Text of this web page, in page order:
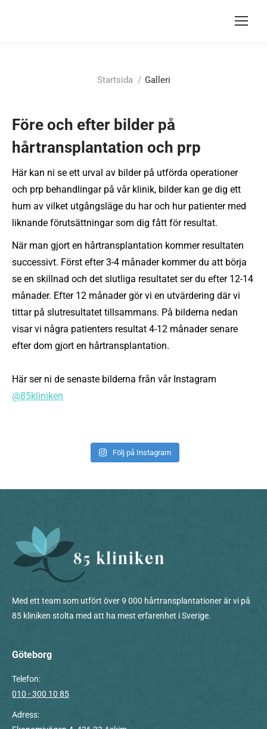
Du är här:
Startsida Galleri
Före och efter bilder på
hårtransplantation och prp
Här kan ni se ett urval av bilder på utförda operationer
och prp behandlingar på vår klinik, bilder kan ge dig ett
hum av vilket utgångsläge du har och hur patienter med
liknande förutsättningar som dig fått för resultat.
När man gjort en hårtransplantation kommer resultaten
successivt. Först efter 3-4 månader kommer du att börja
se en skillnad och det slutliga resultatet ser du efter 12-14
månader. Efter 12 månader gör vi en utvärdering där vi
tittar på slutresultatet tillsammans. På bilderna nedan
visar vi några patienters resultat 4-12 månader senare
efter dom gjort en hårtransplantation.
Här ser ni de senaste bilderna från vår Instagram
@85kliniken
Följ på Instagram
Med ett team som utfört över 9 000 hårtransplantationer är vi på
85 kliniken stolta med att ha mest erfarenhet i Sverige.
Göteborg
Telefon:
010 - 300 10 85
Adress: